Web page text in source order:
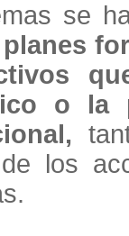
se
o la
los